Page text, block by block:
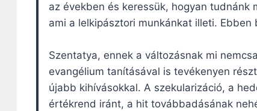
az években és keressük, hogyan tudnánk
ami a lelkipásztori munkánkat illeti.
Szentatya, ennek a változásnak mi
evangélium tanításával is tevékenyen
újabb kihívásokkal. A szekularizáció, a
értékrend iránt, a hit továbbadásának